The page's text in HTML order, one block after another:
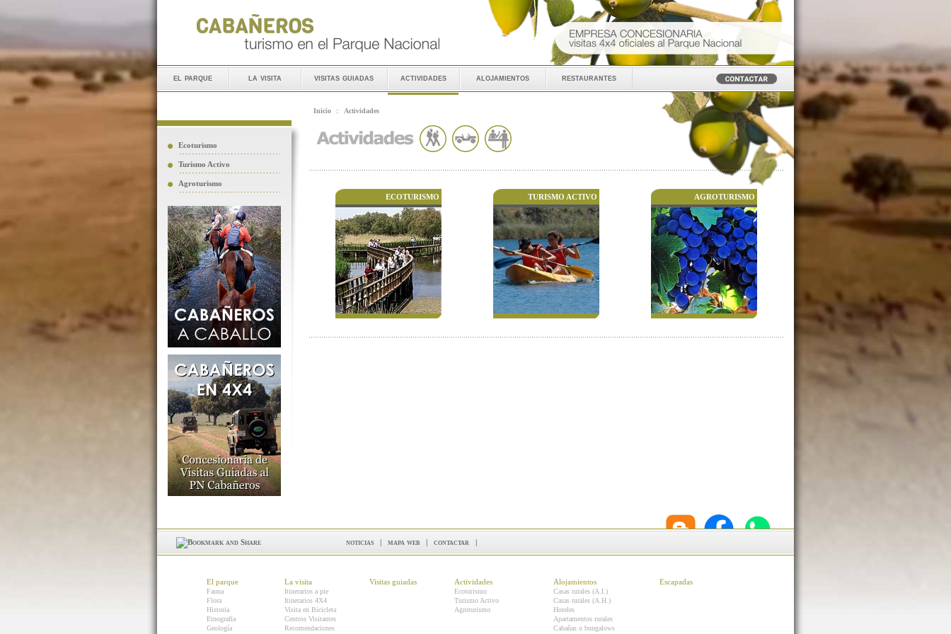
el parque la visita visitas guiadas actividades alojamientos restaurantes
Ecoturismo
Turismo Activo
Agroturismo
Inicio :: Actividades
ECOTURISMO TURISMO ACTIVO AGROTURISMO
noticias | mapa web | contactar |
El parque
Fauna
Flora
Historia
Etnografía
Geología
La visita
Itinerarios a pie
Itinerarios 4X4
Visita en Bicicleta
Centros Visitantes
Recomendaciones
Visitas guiadas Actividades
Ecoturismo
Turismo Activo
Agroturismo
Alojamientos
Casas rurales (A.I.)
Casas rurales (A.H.)
Hoteles
Apartamentos rurales
Cabañas o bungalows
Escapadas